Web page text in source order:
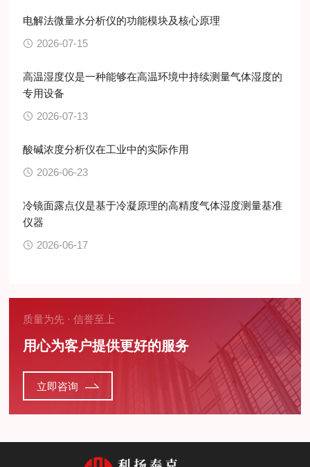
电解法微量水分析仪的功能模块及核心原理
2026-07-15
高温湿度仪是一种能够在高温环境中持续测量气体湿度的
专用设备
2026-07-13
酸碱浓度分析仪在工业中的实际作用
2026-06-23
冷镜面露点仪是基于冷凝原理的高精度气体湿度测量基准
仪器
2026-06-17
质量为先 · 信誉至上
用心为客户提供更好的服务
立即咨询